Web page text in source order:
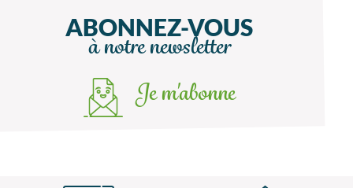
ABONNEZ-VOUS
à notre newsletter
Je m'abonne